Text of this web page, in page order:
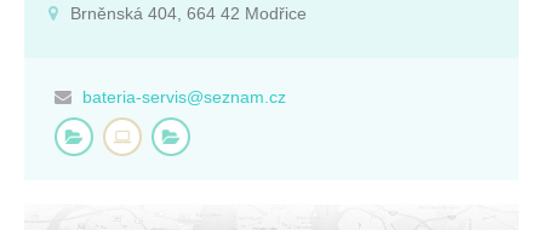
Brněnská 404, 664 42 Modřice
bateria-servis@seznam.cz